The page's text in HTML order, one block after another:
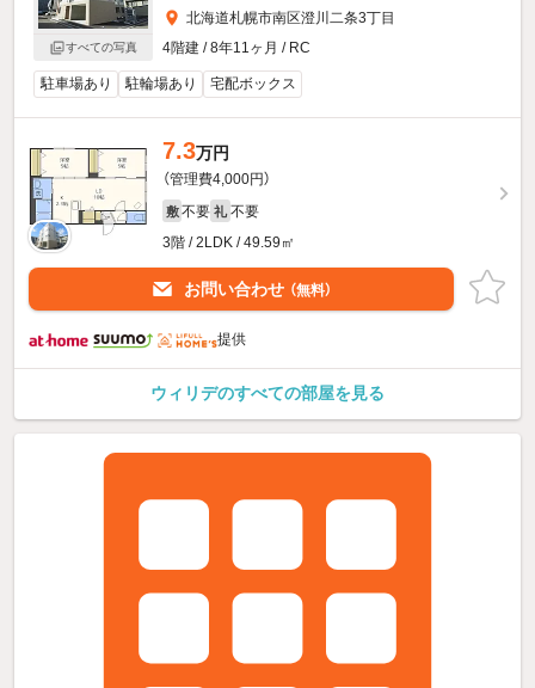
すべての写真
北海道札幌市南区澄川二条3丁目
4階建 / 8年11ヶ月 / RC
駐車場あり 駐輪場あり 宅配ボックス
7.3万円
（管理費4,000円）
敷 不要 礼 不要
3階 / 2LDK / 49.59㎡
お問い合わせ （無料）
提供
ウィリデのすべての部屋を見る